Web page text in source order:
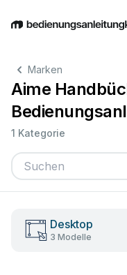
EnglishDeutsch
Marken
Aime
1 Kategorie
Desktop
3 Modelle